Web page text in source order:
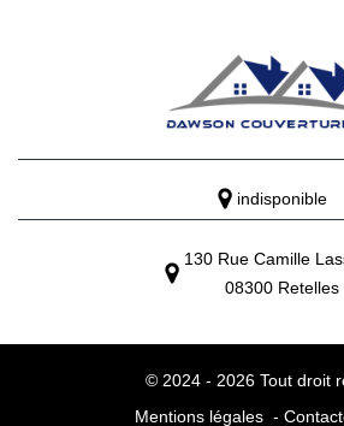
indisponible
130 Rue Camille
08300 Retelles
© 2024 - 2026 Tout droit
Mentions légales -